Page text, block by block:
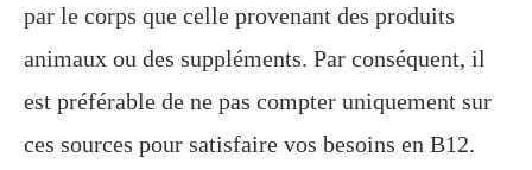
par le corps que celle provenant des produits
animaux ou des suppléments. Par conséquent, il
est préférable de ne pas compter uniquement sur
ces sources pour satisfaire vos besoins en B12.